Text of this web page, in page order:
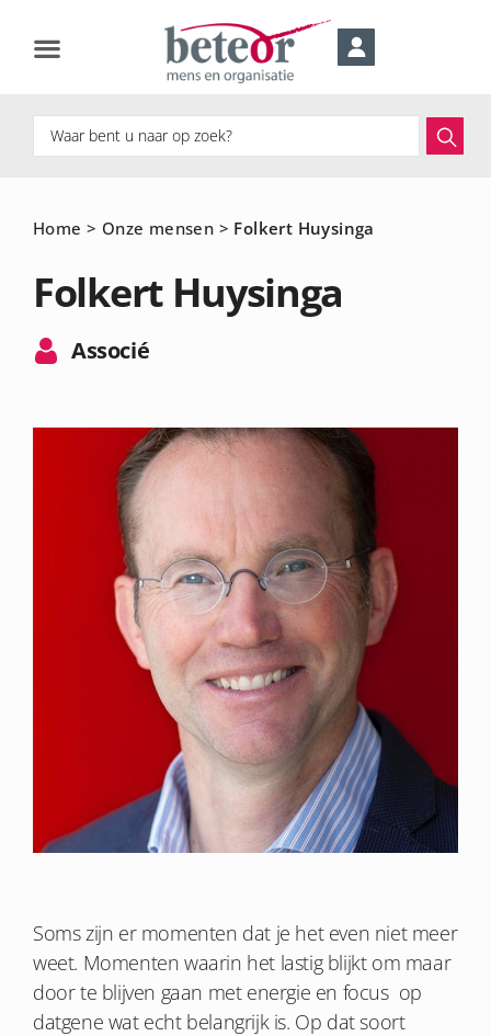
Home > Onze mensen > Folkert Huysinga
Folkert Huysinga
Associé
Soms zijn er momenten dat je het even niet meer
weet. Momenten waarin het lastig blijkt om maar
door te blijven gaan met energie en focus op
datgene wat echt belangrijk is. Op dat soort